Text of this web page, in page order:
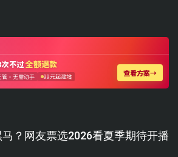
？网友票选2026看夏季期待开播